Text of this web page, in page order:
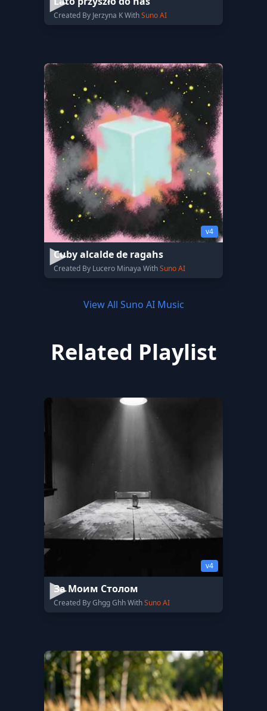
Created By Jerzyna K WithSuno AI
v4
Cuby alcalde de ragahs
Created By Lucero Minaya WithSuno AI
View All Suno AI Music
Related Playlist
v4
За Моим Столом
Created By Ghgg Ghh WithSuno AI